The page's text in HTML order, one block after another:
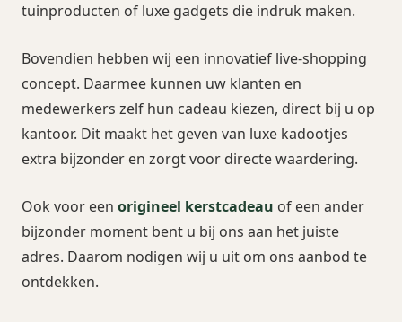
tuinproducten of luxe gadgets die indruk maken.
Bovendien hebben wij een innovatief live-shopping
concept. Daarmee kunnen uw klanten en
medewerkers zelf hun cadeau kiezen, direct bij u op
kantoor. Dit maakt het geven van luxe kadootjes
extra bijzonder en zorgt voor directe waardering.
Ook voor een origineel kerstcadeau of een ander
bijzonder moment bent u bij ons aan het juiste
adres. Daarom nodigen wij u uit om ons aanbod te
ontdekken.